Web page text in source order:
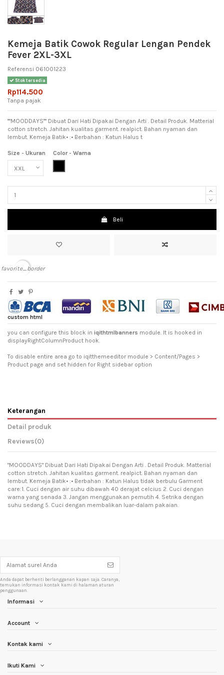
Kemeja Batik Cowok Regular Lengan Pendek
Fever 2XL-3XL
Referensi 061001223
Stok tersedia
Rp114.500
Tanpa pajak
""MOODDAYS"" Dibuat Dari Hati Dipakai Dengan Arti . Detail Produk. Matterial
cotton stretch. Jahitan kualitas garment. realpict. Bahan nyaman dan
lembut. Kemeja Batik• :• Berbahan : Katun Halus t
Size - Ukuran
Color - Warna
Beli
favorite_border
custom html
you can configure this block in iqithtmlbanners module. It is hooked in
displayRightColumnProduct hook.
To disable entire area go to iqitthemeeditor module > Content/Pages >
Product page and set hidden for Right sidebar option
Keterangan
Detail produk
Reviews(0)
"MOODDAYS" Dibuat Dari Hati Dipakai Dengan Arti . Detail Produk. Matterial
cotton stretch. Jahitan kualitas garment. realpict. Bahan nyaman dan
lembut. Kemeja Batik• :• Berbahan : Katun Halus tidak berbulu Garment
care:1. Cuci dengan air suhu dibawah 40 derajat celcius 2. Cuci dengan
warna yang senada 3. Jangan menggunakan pemutih 4. Setrika dengan
suhu sedang 5. Cuci dengan membalikan luar-dalam pakaian.
Anda dapat berhenti berlangganan kapan saja. Caranya,
temukan informasi kontak kami di halaman aturan
penggunaan.
Informasi
Account
Kontak kami
Ikuti Kami